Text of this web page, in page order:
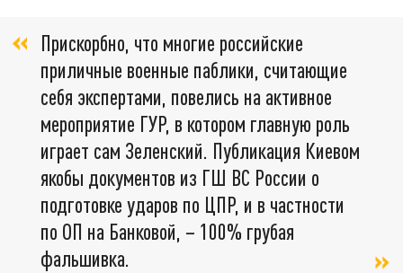
Прискорбно, что многие российские
приличные военные паблики, считающие
себя экспертами, повелись на активное
мероприятие ГУР, в котором главную роль
играет сам Зеленский. Публикация Киевом
якобы документов из ГШ ВС России о
подготовке ударов по ЦПР, и в частности
по ОП на Банковой, – 100% грубая
фальшивка.